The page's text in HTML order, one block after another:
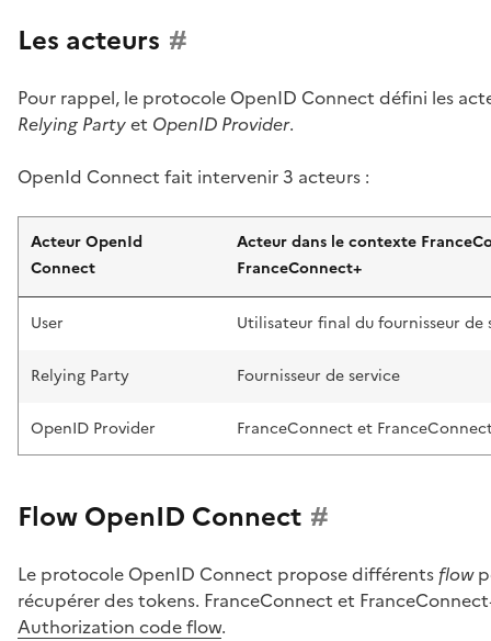
Les acteurs #
Pour rappel, le protocole OpenID Connect défini les
Relying Partyet OpenID Provider.
OpenId Connect fait intervenir 3 acteurs :
Acteur OpenId
Connect
Acteur dans le contexte
FranceConnect+
User Utilisateur final du fournisseur de
Relying Party Fournisseur de service
OpenID Provider FranceConnect et
Flow OpenID Connect #
Le protocole OpenID Connect propose différents flow
récupérer des tokens. FranceConnect et
Authorization code flow.